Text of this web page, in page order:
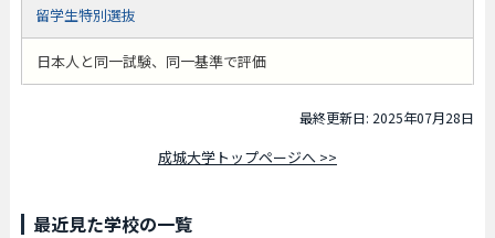
留学生特別選抜
日本人と同一試験、同一基準で評価
最終更新日: 2025年07月28日
成城大学トップページへ >>
最近見た学校の一覧